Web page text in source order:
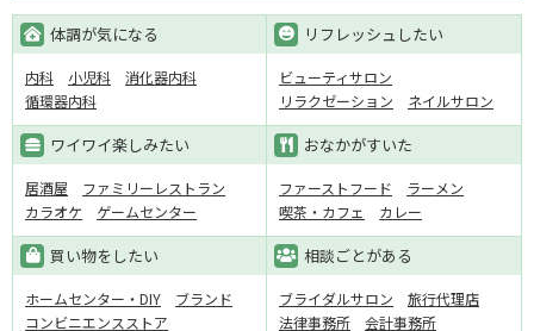
体調が気になる
内科 小児科
消化器内科
循環器内科
リフレッシュしたい
ビューティサロン
リラクゼーション
ネイルサロン
ワイワイ楽しみたい
居酒屋
ファミリーレストラン
カラオケ
ゲームセンター
おなかがすいた
ファーストフード
ラーメン
喫茶・カフェ
カレー
買い物をしたい
ホームセンター・DIY
ブランド
コンビニエンスストア
相談ごとがある
ブライダルサロン
旅行代理店
法律事務所
会計事務所